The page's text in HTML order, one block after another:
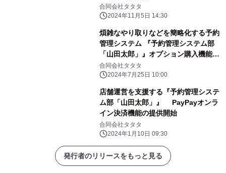
合同会社タタタ
2024年11月5日 14:30
煩雑なやり取りなどを簡略化する予約
管理システム 『予約管理システム部
「山田太郎」』オプション購入機能を
提供開始
合同会社タタタ
2024年7月25日 10:00
店舗運営を支援する『予約管理システ
ム部「山田太郎」』 PayPayオンラ
イン決済機能の提供開始
合同会社タタタ
2024年1月10日 09:30
発行者のリリースをもっと見る